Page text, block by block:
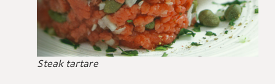
Steak tartare